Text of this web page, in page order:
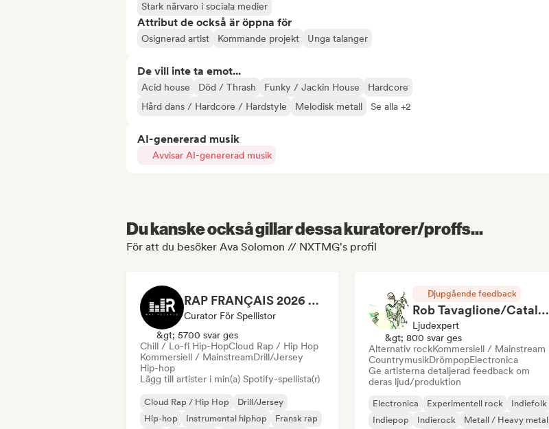
Stark närvaro i sociala medier
Attribut de också är öppna för
Osignerad artist Kommande projekt Unga talanger
De vill inte ta emot...
Acid house Död / Thrash Funky / Jackin House
Hardcore
Hård dans / Hardcore / Hardstyle
Melodisk metall Se alla +2
AI-genererad musik
Avvisar AI-genererad musik
Du kanske också gillar dessa kuratorer/proffs...
För att du besöker Ava Solomon // NXTMG's profil
RAP FRANÇAIS 2026 🔥🇫🇷 (Way Records)
Curator För Spellistor
&gt; 5700 svar ges
Chill / Lo-fi Hip-HopCloud Rap / Hip Hop
Kommersiell / MainstreamDrill/Jersey
Hip-hop
Lägg till artister i min(a) Spotify-spellista(r)
Cloud Rap / Hip Hop
Drill/Jersey
Hip-hop
Instrumental hiphop
Fransk rap
Djupgående feedback
Rob Tavaglione/Catalyst Recording
Ljudexpert
&gt; 800 svar ges
Alternativ rockKommersiell / Mainstream
CountrymusikDrömpopElectronica
Ge artisterna detaljerad feedback om
deras ljud/produktion
Electronica Experimentell rock
Indiefolk
Indiepop
Indierock
Metall / Heavy metal